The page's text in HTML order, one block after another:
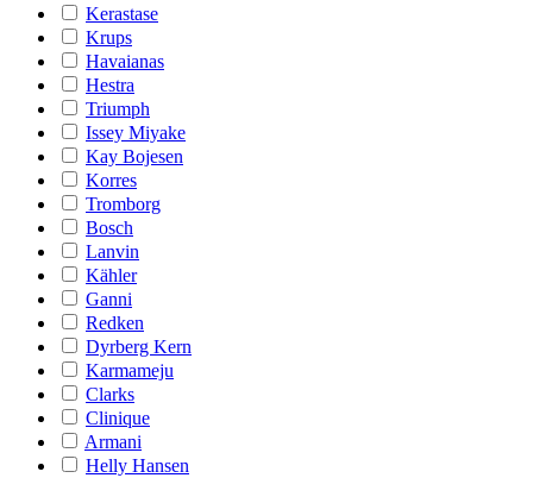
Kerastase
Krups
Havaianas
Hestra
Triumph
Issey Miyake
Kay Bojesen
Korres
Tromborg
Bosch
Lanvin
Kähler
Ganni
Redken
Dyrberg Kern
Karmameju
Clarks
Clinique
Armani
Helly Hansen